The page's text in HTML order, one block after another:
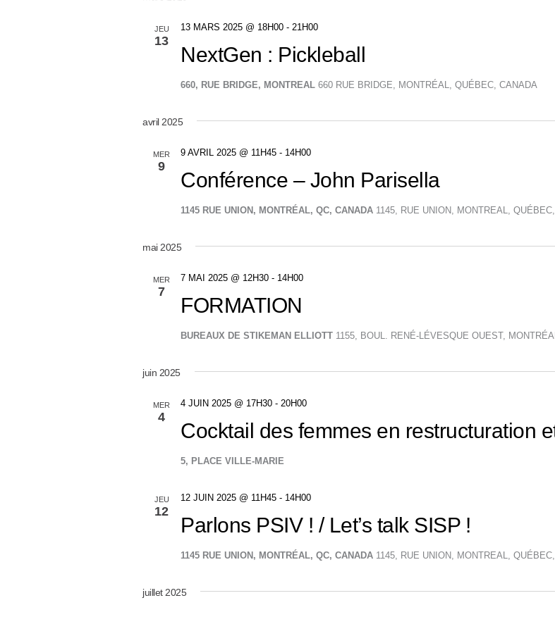
JEU
13
NextGen : Pickleball
13 MARS 2025 @ 18H00 - 21H00
660, RUE BRIDGE, MONTREAL 660 RUE BRIDGE, MONTRÉAL, QUÉBEC, CANADA
avril 2025
MER
9
Conférence – John Parisella
9 AVRIL 2025 @ 11H45 - 14H00
1145 RUE UNION, MONTRÉAL, QC, CANADA 1145, RUE UNION, MONTREAL,
mai 2025
MER
7
FORMATION
7 MAI 2025 @ 12H30 - 14H00
BUREAUX DE STIKEMAN ELLIOTT 1155, BOUL. RENÉ-LÉVESQUE OUEST,
juin 2025
MER
4
Cocktail des femmes en restructuration
4 JUIN 2025 @ 17H30 - 20H00
5, PLACE VILLE-MARIE
JEU
12
Parlons PSIV ! / Let’s talk SISP !
12 JUIN 2025 @ 11H45 - 14H00
1145 RUE UNION, MONTRÉAL, QC, CANADA 1145, RUE UNION, MONTREAL,
juillet 2025